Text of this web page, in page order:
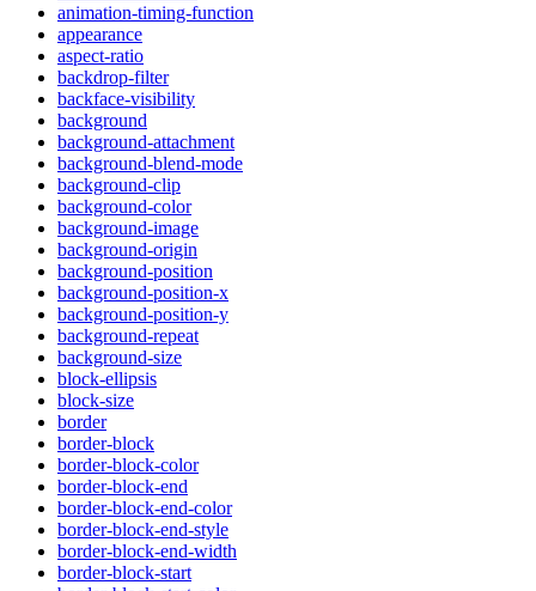
animation-timing-function
appearance
aspect-ratio
backdrop-filter
backface-visibility
background
background-attachment
background-blend-mode
background-clip
background-color
background-image
background-origin
background-position
background-position-x
background-position-y
background-repeat
background-size
block-ellipsis
block-size
border
border-block
border-block-color
border-block-end
border-block-end-color
border-block-end-style
border-block-end-width
border-block-start